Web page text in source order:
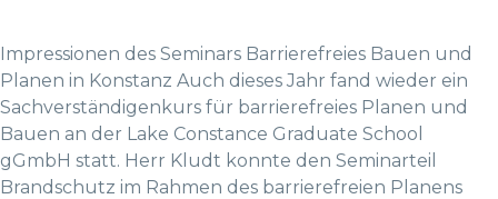
Impressionen des Seminars Barrierefreies Bauen und
Planen in Konstanz Auch dieses Jahr fand wieder ein
Sachverständigenkurs für barrierefreies Planen und
Bauen an der Lake Constance Graduate School
gGmbH statt. Herr Kludt konnte den Seminarteil
Brandschutz im Rahmen des barrierefreien Planens